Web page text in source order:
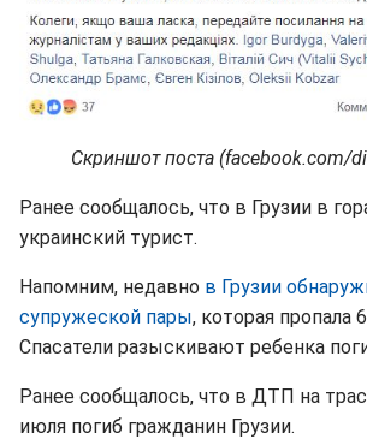
Скриншот поста (facebook.com/
Ранее сообщалось, что в Грузии в
украинский турист.
Напомним, недавно в Грузии
супружеской пары, которая пропала
Спасатели разыскивают ребенка
Ранее сообщалось, что в ДТП на
июля погиб гражданин Грузии.